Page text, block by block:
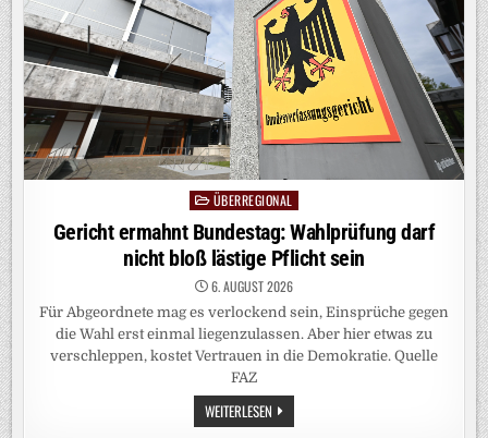
Posted
in
ÜBERREGIONAL
Gericht ermahnt Bundestag: Wahlprüfung darf
nicht bloß lästige Pflicht sein
6. AUGUST 2026
Für Abgeordnete mag es verlockend sein, Einsprüche gegen
die Wahl erst einmal liegenzulassen. Aber hier etwas zu
verschleppen, kostet Vertrauen in die Demokratie. Quelle
FAZ
WEITERLESEN GERICHT
ERMAHNT